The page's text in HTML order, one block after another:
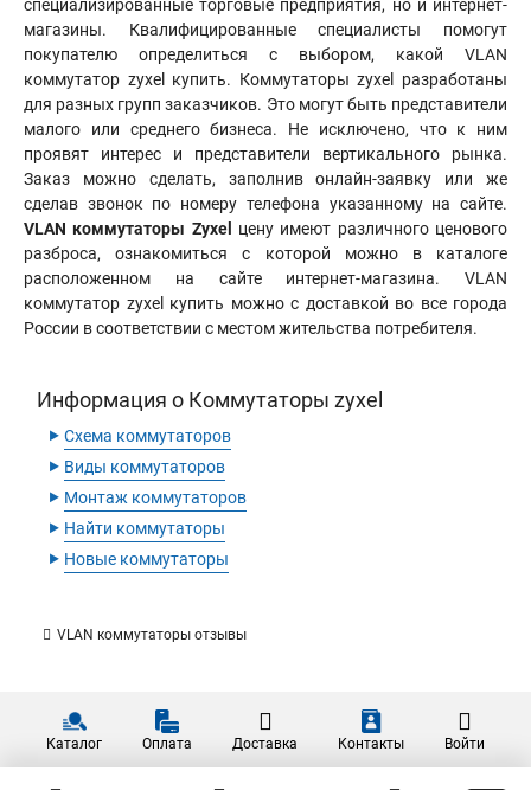
специализированные торговые предприятия, но и интернет-
магазины. Квалифицированные специалисты помогут
покупателю определиться с выбором, какой VLAN
коммутатор zyxel купить. Коммутаторы zyxel разработаны
для разных групп заказчиков. Это могут быть представители
малого или среднего бизнеса. Не исключено, что к ним
проявят интерес и представители вертикального рынка.
Заказ можно сделать, заполнив онлайн-заявку или же
сделав звонок по номеру телефона указанному на сайте.
VLAN коммутаторы Zyxel цену имеют различного ценового
разброса, ознакомиться с которой можно в каталоге
расположенном на сайте интернет-магазина. VLAN
коммутатор zyxel купить можно с доставкой во все города
России в соответствии с местом жительства потребителя.
Информация о Коммутаторы zyxel
‣ Схема коммутаторов
‣ Виды коммутаторов
‣ Монтаж коммутаторов
‣ Найти коммутаторы
‣ Новые коммутаторы
VLAN коммутаторы отзывы
Каталог Оплата Доставка Контакты Войти